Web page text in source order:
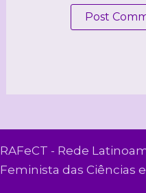
RAFeCT - Rede
Feminista das Ciências